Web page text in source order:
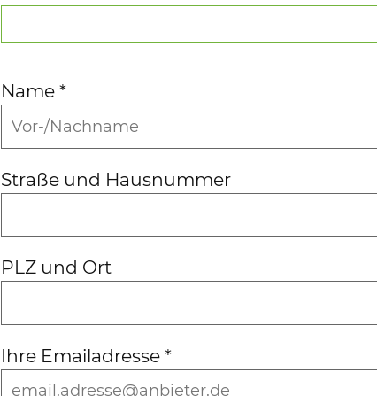
Name*
Straße und Hausnummer
PLZ und Ort
Ihre Emailadresse*